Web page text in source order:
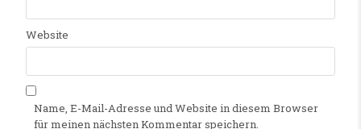
Website
Name, E-Mail-Adresse und Website in diesem Browser
für meinen nächsten Kommentar speichern.